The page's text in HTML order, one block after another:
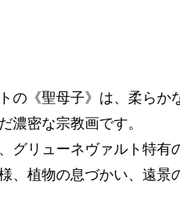
の《聖母子》は、柔ら
濃密な宗教画です。
グリューネヴァルト特有
、植物の息づかい、遠